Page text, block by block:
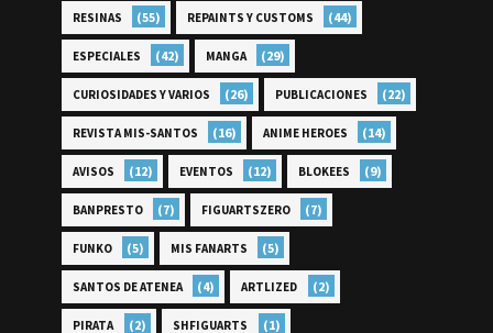
RESINAS (55) REPAINTS Y CUSTOMS (44)
ESPECIALES (42) MANGA (29)
CURIOSIDADES Y VARIOS (26) PUBLICACIONES (22)
REVISTA MIS-SANTOS (16) ANIME HEROES (14)
AVISOS (12) EVENTOS (12) BLOKEES (9)
BANPRESTO (7) FIGUARTSZERO (7)
FUNKO (5) MIS FANARTS (5)
SANTOS DE ATENEA (4) ARTLIZED (2)
PIRATA (2) SHFIGUARTS (1)